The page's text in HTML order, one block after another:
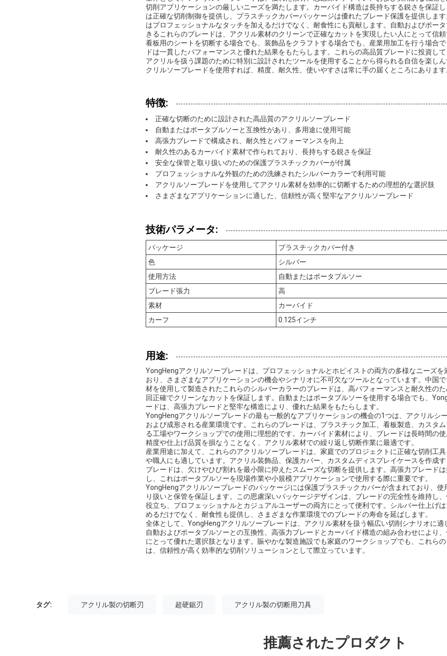
切削アプリケーションの厳しいニーズを満たします。カーバイド構造は長持ちする鋭さを保証
は正確な切削制御を提供し、プラスチックカバーパッケージは優れたブレード保護を提供しま
はプロフェッショナルなタッチを加えるだけでなく、耐食性にも貢献します。自動およびポー
きるこれらのブレードは、アクリル素材のクリーンで正確なカットを実現したい人にとって信
看板用のシートを切断する場合でも、装飾品をクラフトする場合でも、産業用加工を行う場合
ドは一貫したパフォーマンスと優れた結果をもたらします。これらの高品質ブレードに投資し
アクリルを扱う課題のために特別に設計されたツールを使用することから得られる自信を楽し
クリルソーブレードを使用すれば、精度、耐久性、使いやすさは常に手の届くところにありま
特徴:
正確な切断のために設計された高品質のアクリルソーブレード
自動またはポータブルソーと互換性があり、多用途に使用可能
高張力ブレードで構成され、耐久性とパフォーマンスを向上
耐久性のあるカーバイド素材で作られており、長持ちする鋭さを保証
安全な保管と取り扱いのための保護プラスチックカバーが付属
プロフェッショナルな外観のための洗練されたシルバーカラーで利用可能
アクリルソーブレードを使用してアクリル素材を効率的に切断するための理想的な選択肢
さまざまなアプリケーションに適した、信頼性が高く堅牢なアクリルソーブレード
技術パラメータ:
パッケージ
プラスチックカバー付き
色
シルバー
使用方法
自動またはポータブルソー
ブレード張力
高
素材
カーバイド
カーフ
0.125インチ
用途:
YongHengアクリルソーブレードは、プロフェッショナルとホビイストの両方の多様なニーズ
おり、さまざまなアプリケーションの機会やシナリオに不可欠なツールとなっています。中国
材を使用して製造されたこれらのシルバーカラーのブレードは、高パフォーマンスと耐久性の
回正確でクリーンなカットを保証します。自動またはポータブルソーを使用する場合でも、
ードは、高張力ブレードと堅牢な構造により、優れた結果をもたらします。
YongHengアクリルソーブレードの最も一般的なアプリケーションの機会の1つは、アクリルシ
および成形される産業環境です。これらのブレードは、プラスチック加工、看板製造、カスタ
る工場やワークショップでの使用に理想的です。カーバイド素材により、ブレードは長時間の
精度や仕上げ品質を損なうことなく、アクリル素材での繰り返し切断作業に最適です。
産業用途に加えて、これらのアクリルソーブレードは、家庭でのプロジェクトに正確な切削工
や職人にも適しています。アクリル装飾品、保護カバー、カスタムディスプレイケースを作成
ブレードは、欠けやひび割れを最小限に抑えたスムーズな切断を提供します。高張力ブレード
し、これはポータブルソーを現場作業や小規模アプリケーションで使用する際に重要です。
YongHengアクリルソーブレードのパッケージには保護プラスチックカバーが含まれており、
り扱いと保管を保証します。この思慮深いパッケージデザインは、ブレードの完全性を維持し
役立ち、プロフェッショナルとカジュアルユーザーの両方にとって便利です。シルバー仕上げ
めるだけでなく、耐食性も提供し、さまざまな作業環境でのブレードの寿命を延ばします。
全体として、YongHengアクリルソーブレードは、アクリル素材を扱う幅広い切削シナリオに
自動およびポータブルソーとの互換性、高張力ブレードとカーバイド構造の組み合わせにより
にとって優れた選択肢となります。賑やかな製造施設でも家庭のワークショップでも、これら
は、信頼性が高く効率的な切削ソリューションとして際立っています。
タグ: アクリル製の切断刃 超硬鋸刃 アクリル製の切断用刀具
推薦されたプロダクト